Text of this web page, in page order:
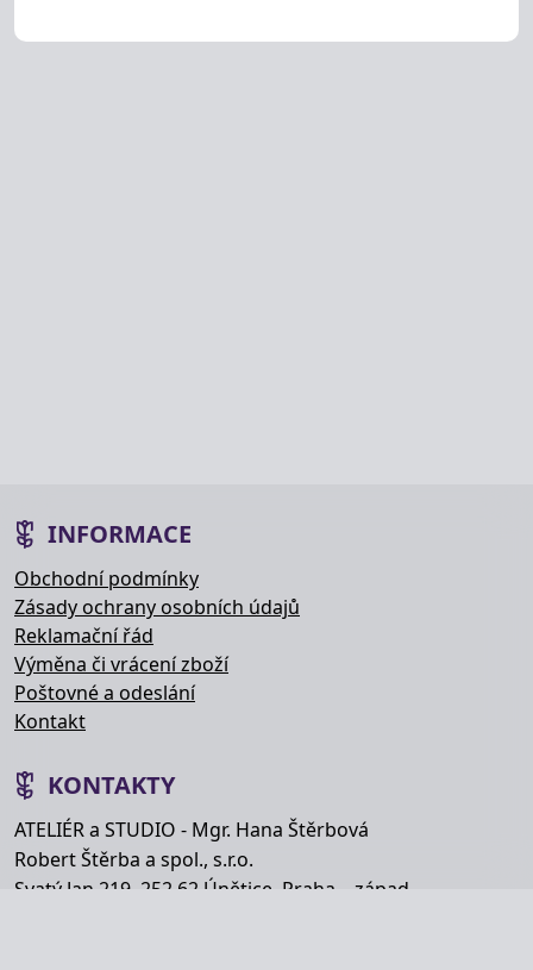
INFORMACE
Obchodní podmínky
Zásady ochrany osobních údajů
Reklamační řád
Výměna či vrácení zboží
Poštovné a odeslání
Kontakt
KONTAKTY
ATELIÉR a STUDIO - Mgr. Hana Štěrbová
Robert Štěrba a spol., s.r.o.
Svatý Jan 219, 252 62 Únětice, Praha – západ